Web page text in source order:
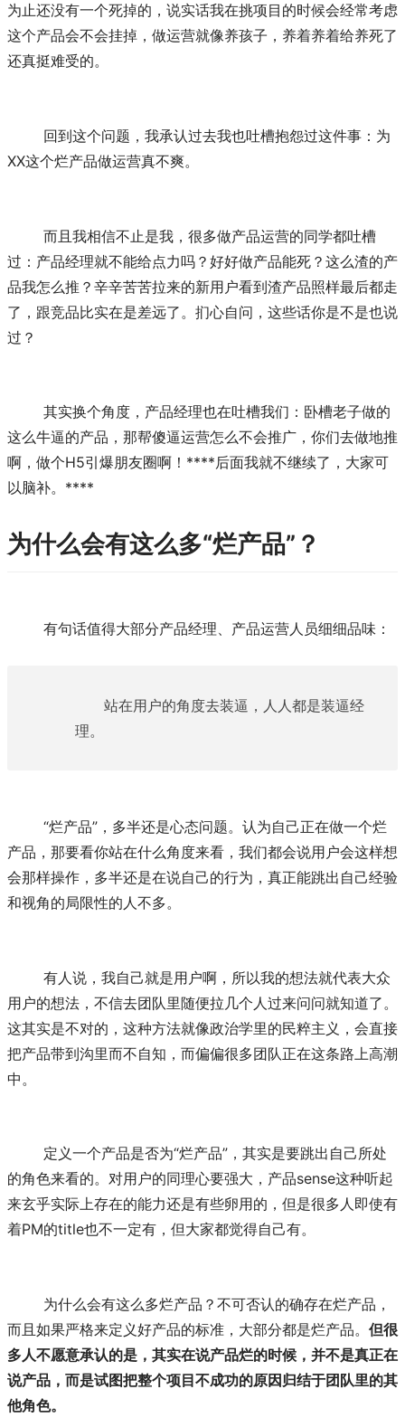
为止还没有一个死掉的，说实话我在挑项目的时候会经常考虑
这个产品会不会挂掉，做运营就像养孩子，养着养着给养死了
还真挺难受的。
XX这个烂产品做运营真不爽。
过：产品经理就不能给点力吗？好好做产品能死？这么渣的产
品我怎么推？辛辛苦苦拉来的新用户看到渣产品照样最后都走
了，跟竞品比实在是差远了。扪心自问，这些话你是不是也说
过？
这么牛逼的产品，那帮傻逼运营怎么不会推广，你们去做地推
啊，做个H5引爆朋友圈啊！****后面我就不继续了，大家可
以脑补。****
为什么会有这么多“烂产品”？
	有句话值得大部分产品经理、产品运营人员细细品味：
站在用户的角度去装逼，人人都是装逼经
理。
产品，那要看你站在什么角度来看，我们都会说用户会这样想
会那样操作，多半还是在说自己的行为，真正能跳出自己经验
和视角的局限性的人不多。
用户的想法，不信去团队里随便拉几个人过来问问就知道了。
这其实是不对的，这种方法就像政治学里的民粹主义，会直接
把产品带到沟里而不自知，而偏偏很多团队正在这条路上高潮
中。
的角色来看的。对用户的同理心要强大，产品sense这种听起
来玄乎实际上存在的能力还是有些卵用的，但是很多人即使有
着PM的title也不一定有，但大家都觉得自己有。
而且如果严格来定义好产品的标准，大部分都是烂产品。 但很
多人不愿意承认的是，其实在说产品烂的时候，并不是真正在
说产品，而是试图把整个项目不成功的原因归结于团队里的其
他角色。